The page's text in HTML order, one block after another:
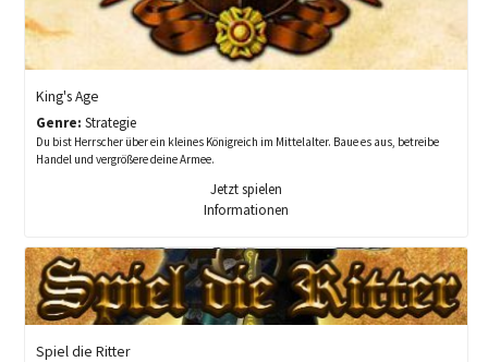
King's Age
Genre: Strategie
Du bist Herrscher über ein kleines Königreich im Mittelalter. Baue es aus, betreibe
Handel und vergrößere deine Armee.
Jetzt spielen
Informationen
Spiel die Ritter